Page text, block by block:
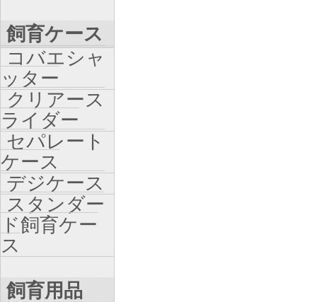
飼育ケース
コバエシャ
ッター
クリアース
ライダー
セパレート
ケース
デジケース
スタンダー
ド飼育ケー
ス
飼育用品